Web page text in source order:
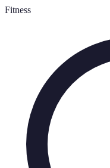
Fitness